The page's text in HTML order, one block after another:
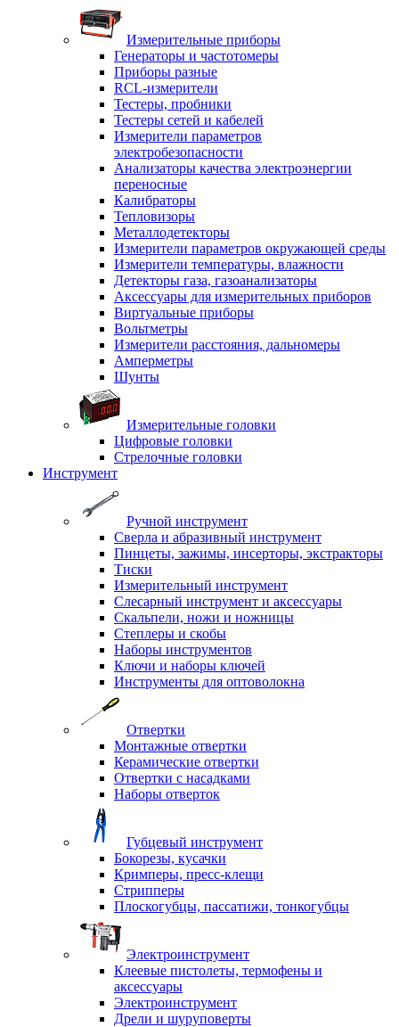
Измерительные приборы
Генераторы и частотомеры
Приборы разные
RCL-измерители
Тестеры, пробники
Тестеры сетей и кабелей
Измерители параметров
электробезопасности
Анализаторы качества электроэнергии
переносные
Калибраторы
Тепловизоры
Металлодетекторы
Измерители параметров окружающей среды
Измерители температуры, влажности
Детекторы газа, газоанализаторы
Аксессуары для измерительных приборов
Виртуальные приборы
Вольтметры
Измерители расстояния, дальномеры
Амперметры
Шунты
Измерительные головки
Цифровые головки
Стрелочные головки
Инструмент
Ручной инструмент
Сверла и абразивный инструмент
Пинцеты, зажимы, инсерторы, экстракторы
Тиски
Измерительный инструмент
Слесарный инструмент и аксессуары
Скальпели, ножи и ножницы
Степлеры и скобы
Наборы инструментов
Ключи и наборы ключей
Инструменты для оптоволокна
Отвертки
Монтажные отвертки
Керамические отвертки
Отвертки с насадками
Наборы отверток
Губцевый инструмент
Бокорезы, кусачки
Кримперы, пресс-клещи
Стрипперы
Плоскогубцы, пассатижи, тонкогубцы
Электроинструмент
Клеевые пистолеты, термофены и
аксессуары
Электроинструмент
Дрели и шуруповерты